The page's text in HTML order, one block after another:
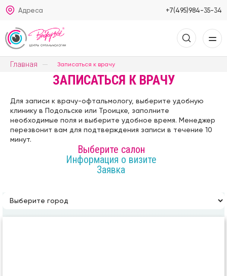
Адреса +7(495)984-35-34
Главная Записаться к врачу
ЗАПИСАТЬСЯ К ВРАЧУ
Для записи к врачу-офтальмологу, выберите удобную
клинику в Подольске или Троицке, заполните
необходимые поля и выберите удобное время. Менеджер
перезвонит вам для подтверждения записи в течение 10
минут.
Выберите салон
Информация о визите
Заявка